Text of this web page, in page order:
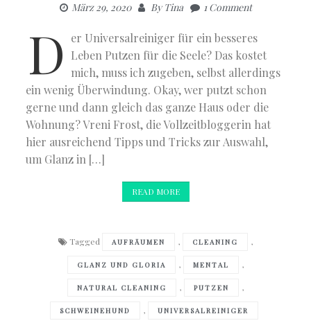
März 29, 2020 ByTina 1 Comment
D
er Universalreiniger für ein besseres
Leben Putzen für die Seele? Das kostet
mich, muss ich zugeben, selbst allerdings
ein wenig Überwindung. Okay, wer putzt schon
gerne und dann gleich das ganze Haus oder die
Wohnung? Vreni Frost, die Vollzeitbloggerin hat
hier ausreichend Tipps und Tricks zur Auswahl,
um Glanz in […]
READ MORE
Tagged AUFRÄUMEN , CLEANING ,
GLANZ UND GLORIA , MENTAL ,
NATURAL CLEANING , PUTZEN ,
SCHWEINEHUND , UNIVERSALREINIGER